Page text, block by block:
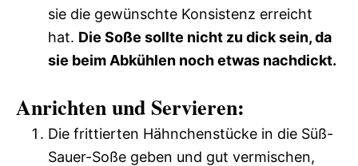
sie die gewünschte Konsistenz erreicht
hat. Die Soße sollte nicht zu dick sein, da
sie beim Abkühlen noch etwas nachdickt.
Anrichten und Servieren:
Die frittierten Hähnchenstücke in die Süß-
Sauer-Soße geben und gut vermischen,